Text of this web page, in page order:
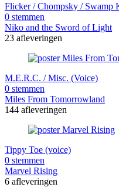
Flicker / Chompsky / Swamp
0 stemmen
Niko and the Sword of Light
23 afleveringen
M.E.R.C. / Misc. (Voice)
0 stemmen
Miles From Tomorrowland
144 afleveringen
Tippy Toe (voice)
0 stemmen
Marvel Rising
6 afleveringen